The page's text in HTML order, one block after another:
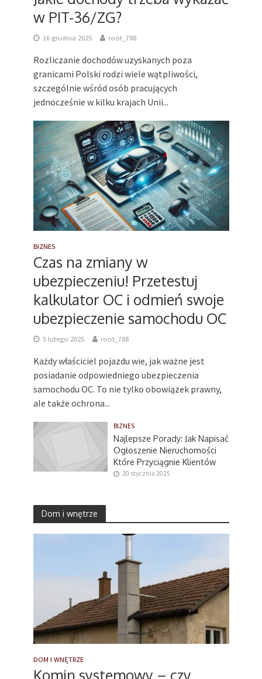
w PIT-36/ZG?
16 grudnia 2025 root_788
Rozliczanie dochodów uzyskanych poza
granicami Polski rodzi wiele wątpliwości,
szczególnie wśród osób pracujących
jednocześnie w kilku krajach Unii...
BIZNES
Czas na zmiany w
ubezpieczeniu! Przetestuj
kalkulator OC i odmień swoje
ubezpieczenie samochodu OC
5 lutego 2025 root_788
Każdy właściciel pojazdu wie, jak ważne jest
posiadanie odpowiedniego ubezpieczenia
samochodu OC. To nie tylko obowiązek prawny,
ale także ochrona...
BIZNES
Najlepsze Porady: Jak Napisać
Ogłoszenie Nieruchomości
Które Przyciągnie Klientów
20 stycznia 2025
Dom i wnętrze
DOM I WNĘTRZE
Komin systemowy – czy